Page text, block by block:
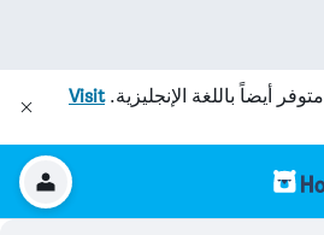
متوفر أيضاً باللغة الإنجليزية.Visit